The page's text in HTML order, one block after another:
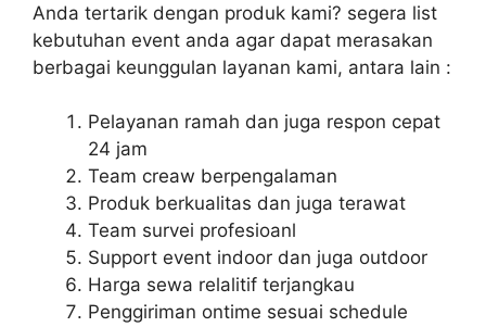
Anda tertarik dengan produk kami? segera list
kebutuhan event anda agar dapat merasakan
berbagai keunggulan layanan kami, antara lain :
Pelayanan ramah dan juga respon cepat
24 jam
Team creaw berpengalaman
Produk berkualitas dan juga terawat
Team survei profesioanl
Support event indoor dan juga outdoor
Harga sewa relalitif terjangkau
Penggiriman ontime sesuai schedule